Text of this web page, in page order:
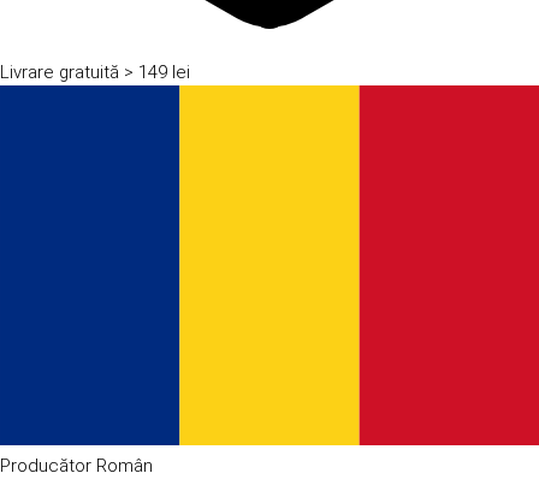
Livrare gratuită > 149 lei
Producător Român